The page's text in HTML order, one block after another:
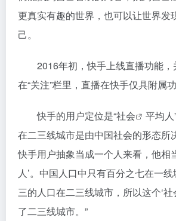
更真实有趣的世界，也可以让世界发
己。
2016年初，快手上线直播功能，
在“关注”栏里，直播在快手仅具附属功
快手的用户定位是“社会
平均
在二三线城市是由中国社会的形态所
快手用户抽象当成一个人来看，他相
人’。中国人口中只有百分之七在一
三的人口在二三线城市，所以这个‘社
了二三线城市。”